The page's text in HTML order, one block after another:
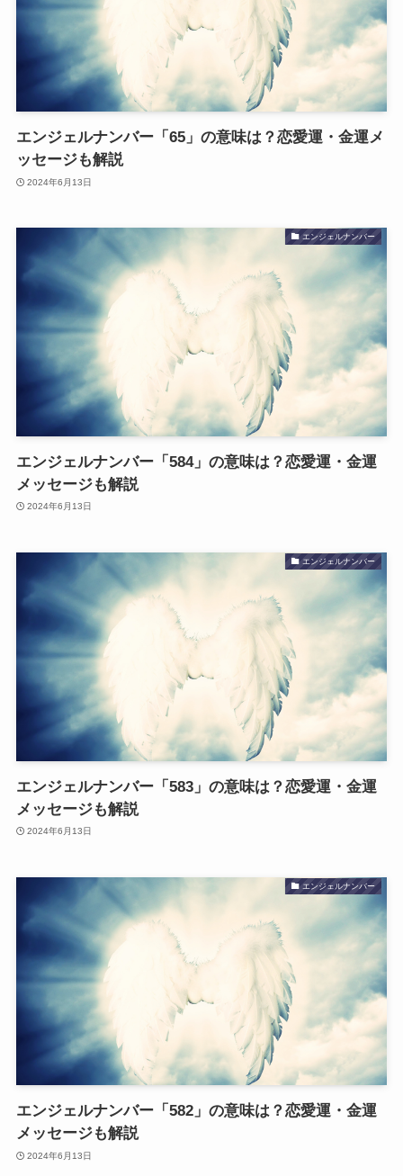
エンジェルナンバー「65」の意味は？恋愛運・金運メ
ッセージも解説
2024年6月13日
エンジェルナンバー
エンジェルナンバー「584」の意味は？恋愛運・金運
メッセージも解説
2024年6月13日
エンジェルナンバー
エンジェルナンバー「583」の意味は？恋愛運・金運
メッセージも解説
2024年6月13日
エンジェルナンバー
エンジェルナンバー「582」の意味は？恋愛運・金運
メッセージも解説
2024年6月13日